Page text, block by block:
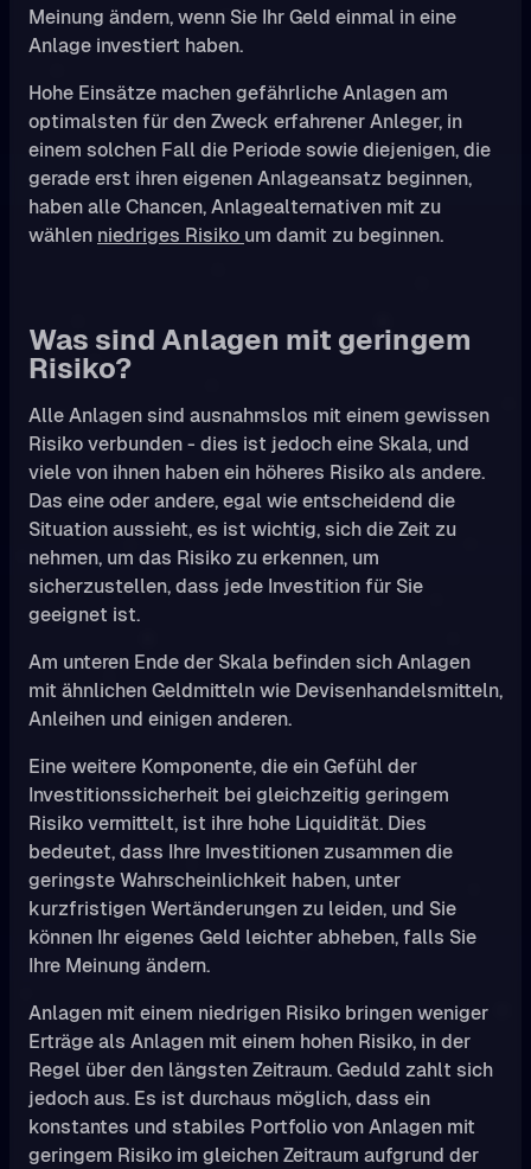
Meinung ändern, wenn Sie Ihr Geld einmal in eine
Anlage investiert haben.
Hohe Einsätze machen gefährliche Anlagen am
optimalsten für den Zweck erfahrener Anleger, in
einem solchen Fall die Periode sowie diejenigen, die
gerade erst ihren eigenen Anlageansatz beginnen,
haben alle Chancen, Anlagealternativen mit zu
wählen niedriges Risiko um damit zu beginnen.
Was sind Anlagen mit geringem
Risiko?
Alle Anlagen sind ausnahmslos mit einem gewissen
Risiko verbunden - dies ist jedoch eine Skala, und
viele von ihnen haben ein höheres Risiko als andere.
Das eine oder andere, egal wie entscheidend die
Situation aussieht, es ist wichtig, sich die Zeit zu
nehmen, um das Risiko zu erkennen, um
sicherzustellen, dass jede Investition für Sie
geeignet ist.
Am unteren Ende der Skala befinden sich Anlagen
mit ähnlichen Geldmitteln wie Devisenhandelsmitteln,
Anleihen und einigen anderen.
Eine weitere Komponente, die ein Gefühl der
Investitionssicherheit bei gleichzeitig geringem
Risiko vermittelt, ist ihre hohe Liquidität. Dies
bedeutet, dass Ihre Investitionen zusammen die
geringste Wahrscheinlichkeit haben, unter
kurzfristigen Wertänderungen zu leiden, und Sie
können Ihr eigenes Geld leichter abheben, falls Sie
Ihre Meinung ändern.
Anlagen mit einem niedrigen Risiko bringen weniger
Erträge als Anlagen mit einem hohen Risiko, in der
Regel über den längsten Zeitraum. Geduld zahlt sich
jedoch aus. Es ist durchaus möglich, dass ein
konstantes und stabiles Portfolio von Anlagen mit
geringem Risiko im gleichen Zeitraum aufgrund der